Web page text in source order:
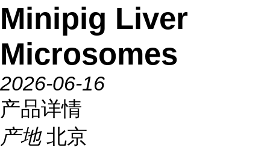
Minipig Liver
Microsomes
2026-06-16
产品详情
产地 北京